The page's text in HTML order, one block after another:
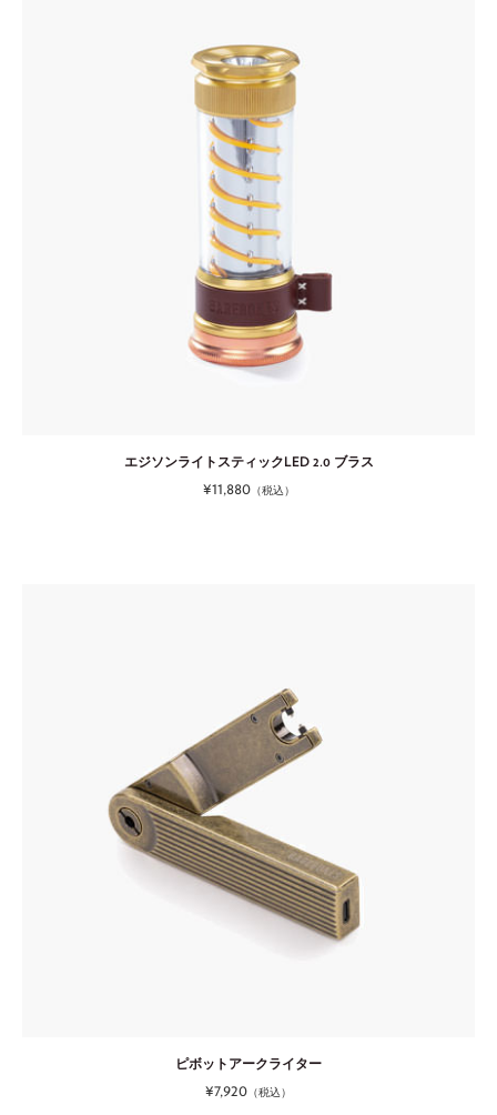
エジソンライトスティックLED 2.0 ブラス
¥11,880（税込）
ピボットアークライター
¥7,920 （税込）